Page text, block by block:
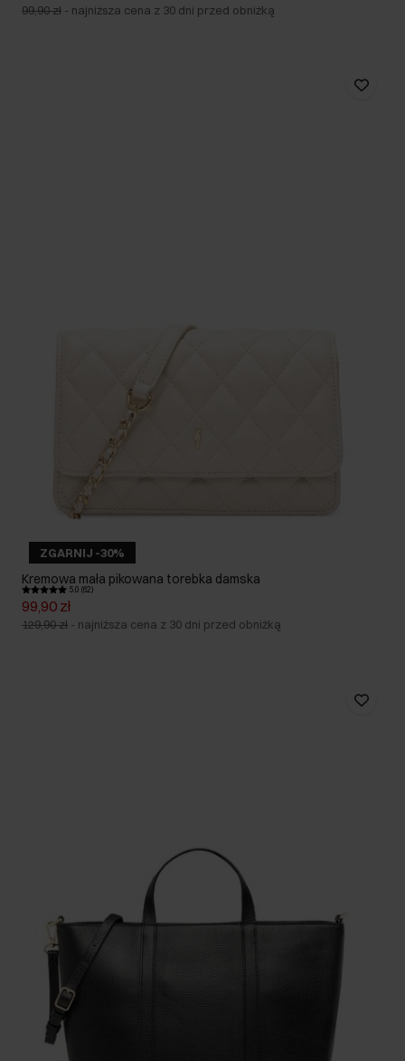
99,90 zł - najniższa cena z 30 dni przed obniżką
ZGARNIJ -30%
Kremowa mała pikowana torebka damska
5.0 (62)
99,90 zł
129,90 zł - najniższa cena z 30 dni przed obniżką